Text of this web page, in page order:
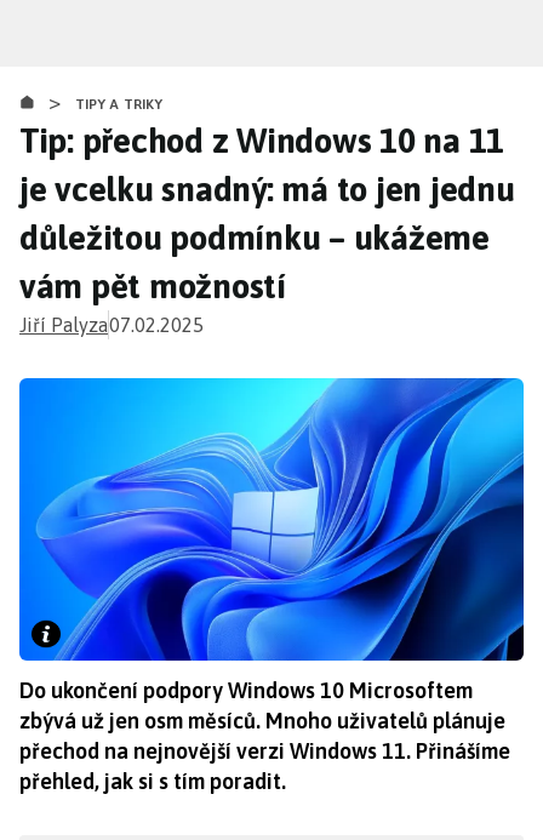
obsahu
> TIPY A TRIKY
Tip: přechod z Windows 10 na 11
je vcelku snadný: má to jen jednu
důležitou podmínku – ukážeme
vám pět možností
Jiří Palyza07.02.2025
Do ukončení podpory Windows 10 Microsoftem
zbývá už jen osm měsíců. Mnoho uživatelů plánuje
přechod na nejnovější verzi Windows 11. Přinášíme
přehled, jak si s tím poradit.